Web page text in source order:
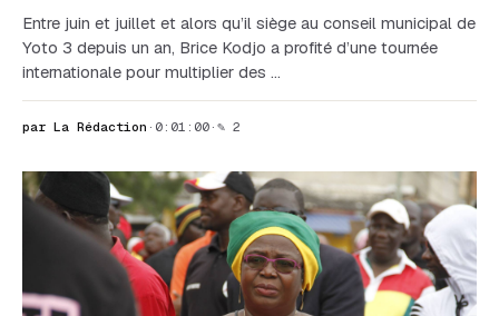
Entre juin et juillet et alors qu’il siège au conseil municipal de
Yoto 3 depuis un an, Brice Kodjo a profité d’une tournée
internationale pour multiplier des …
par La Rédaction · 0:01:00 · ✎ 2